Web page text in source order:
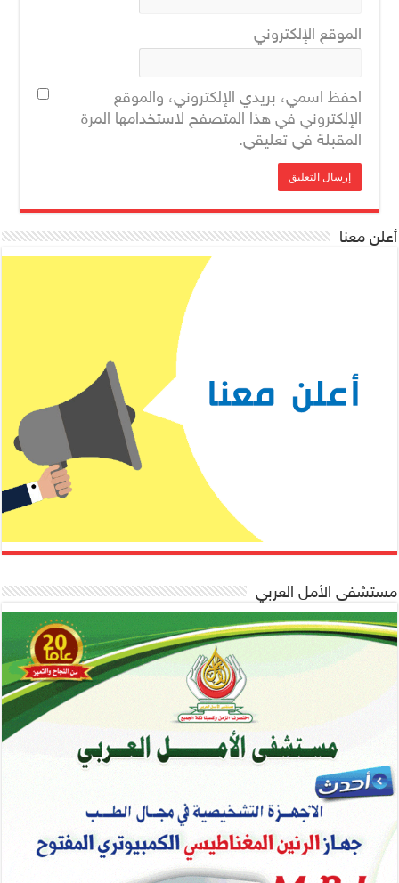
الموقع الإلكتروني
احفظ اسمي، بريدي الإلكتروني، والموقع
الإلكتروني في هذا المتصفح لاستخدامها المرة
المقبلة في تعليقي.
أعلن معنا
مستشفى الأمل العربي